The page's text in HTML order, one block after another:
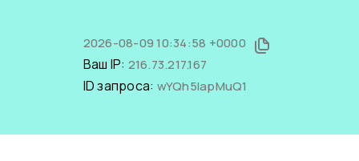
2026-08-09 10:34:58 +0000
Ваш IP: 216.73.217.167
ID запроса: wYQh5lapMuQ1